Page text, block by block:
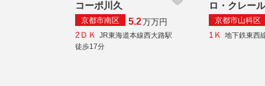
コーポ川久
京都市南区 5.2万万円
2ＤＫ
JR東海道本線西大路駅
徒歩17分
ロ・クレール
京都市山科区
1Ｋ 地下鉄東西